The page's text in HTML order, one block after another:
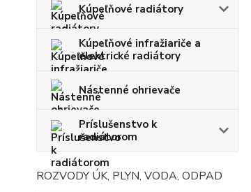
Kúpeľňové radiátory
Kúpeľňové infražiariče a
elektrické radiátory
Nástenné ohrievače
Príslušenstvo k
radiátorom
ROZVODY ÚK, PLYN, VODA, ODPAD